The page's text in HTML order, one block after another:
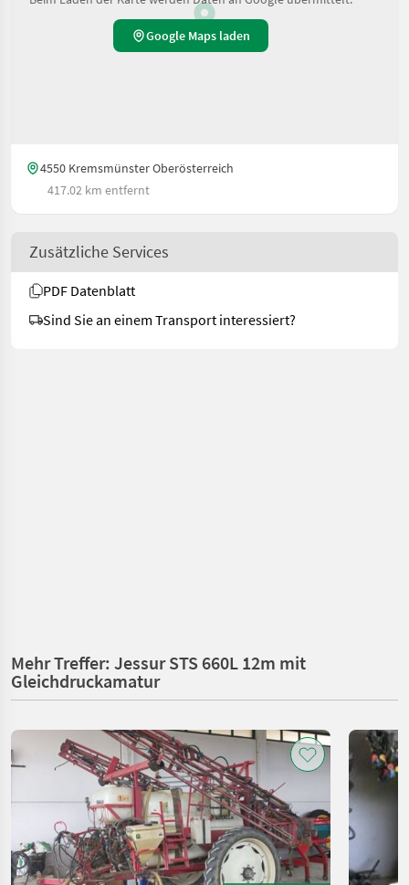
Google Maps laden
4550 Kremsmünster Oberösterreich
417.02 km entfernt
Zusätzliche Services
PDF Datenblatt
Sind Sie an einem Transport interessiert?
Mehr Treffer: Jessur STS 660L 12m mit
Gleichdruckamatur